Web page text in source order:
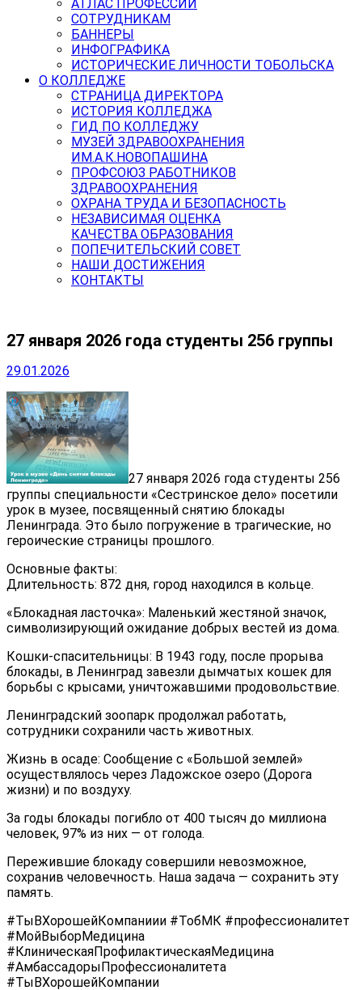
АТЛАС ПРОФЕССИЙ
СОТРУДНИКАМ
БАННЕРЫ
ИНФОГРАФИКА
ИСТОРИЧЕСКИЕ ЛИЧНОСТИ ТОБОЛЬСКА
О КОЛЛЕДЖЕ
СТРАНИЦА ДИРЕКТОРА
ИСТОРИЯ КОЛЛЕДЖА
ГИД ПО КОЛЛЕДЖУ
МУЗЕЙ ЗДРАВООХРАНЕНИЯ
ИМ.А.К.НОВОПАШИНА
ПРОФСОЮЗ РАБОТНИКОВ
ЗДРАВООХРАНЕНИЯ
ОХРАНА ТРУДА И БЕЗОПАСНОСТЬ
НЕЗАВИСИМАЯ ОЦЕНКА
КАЧЕСТВА ОБРАЗОВАНИЯ
ПОПЕЧИТЕЛЬСКИЙ СОВЕТ
НАШИ ДОСТИЖЕНИЯ
КОНТАКТЫ
27 января 2026 года студенты 256 группы
29.01.2026
27 января 2026 года студенты 256
группы специальности «Сестринское дело» посетили
урок в музее, посвященный снятию блокады
Ленинграда. Это было погружение в трагические, но
героические страницы прошлого.
Основные факты:
Длительность: 872 дня, город находился в кольце.
«Блокадная ласточка»: Маленький жестяной значок,
символизирующий ожидание добрых вестей из дома.
Кошки-спасительницы: В 1943 году, после прорыва
блокады, в Ленинград завезли дымчатых кошек для
борьбы с крысами, уничтожавшими продовольствие.
Ленинградский зоопарк продолжал работать,
сотрудники сохранили часть животных.
Жизнь в осаде: Сообщение с «Большой землей»
осуществлялось через Ладожское озеро (Дорога
жизни) и по воздуху.
За годы блокады погибло от 400 тысяч до миллиона
человек, 97% из них — от голода.
Пережившие блокаду совершили невозможное,
сохранив человечность. Наша задача — сохранить эту
память.
#ТыВХорошейКомпаниии #ТобМК #профессионалитет
#МойВыборМедицина
#КлиническаяПрофилактическаяМедицина
#АмбассадорыПрофессионалитета
#ТыВХорошейКомпании